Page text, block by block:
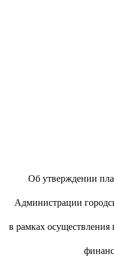
Об утверждении
Администрации
в рамках